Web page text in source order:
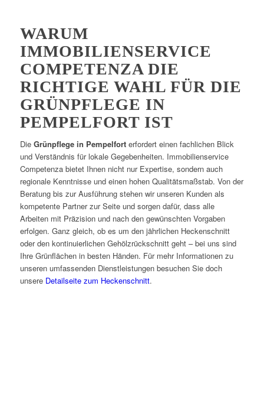
WARUM
IMMOBILIENSERVICE
COMPETENZA DIE
RICHTIGE WAHL FÜR DIE
GRÜNPFLEGE IN
PEMPELFORT IST
Die Grünpflege in Pempelforterfordert einen fachlichen Blick
und Verständnis für lokale Gegebenheiten. Immobilienservice
Competenza bietet Ihnen nicht nur Expertise, sondern auch
regionale Kenntnisse und einen hohen Qualitätsmaßstab. Von der
Beratung bis zur Ausführung stehen wir unseren Kunden als
kompetente Partner zur Seite und sorgen dafür, dass alle
Arbeiten mit Präzision und nach den gewünschten Vorgaben
erfolgen. Ganz gleich, ob es um den jährlichen Heckenschnitt
oder den kontinuierlichen Gehölzrückschnitt geht – bei uns sind
Ihre Grünflächen in besten Händen. Für mehr Informationen zu
unseren umfassenden Dienstleistungen besuchen Sie doch
unsere Detailseite zum Heckenschnitt.